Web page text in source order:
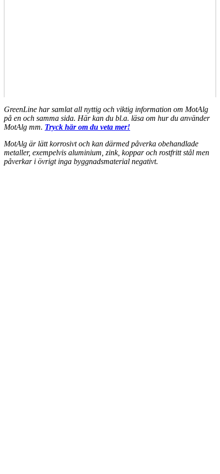
GreenLine har samlat all nyttig och viktig information om MotAlg
på en och samma sida. Här kan du bl.a. läsa om hur du använder
MotAlg mm. Tryck här om du veta mer!
MotAlg är lätt korrosivt och kan därmed påverka obehandlade
metaller, exempelvis aluminium, zink, koppar och rostfritt stål men
påverkar i övrigt inga byggnadsmaterial negativt.